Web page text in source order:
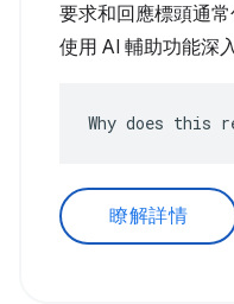
要求和回應標頭通常
使用 AI 輔助功能深
Why does this
瞭解詳情